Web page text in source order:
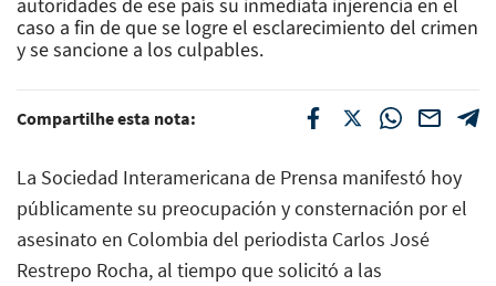
autoridades de ese país su inmediata injerencia en el
caso a fin de que se logre el esclarecimiento del crimen
y se sancione a los culpables.
Compartilhe esta nota:
La Sociedad Interamericana de Prensa manifestó hoy
públicamente su preocupación y consternación por el
asesinato en Colombia del periodista Carlos José
Restrepo Rocha, al tiempo que solicitó a las